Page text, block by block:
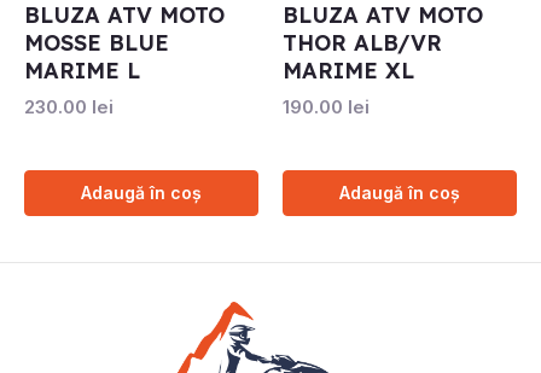
BLUZA ATV MOTO
MOSSE BLUE
MARIME L
230.00 lei
Adaugă în coș
BLUZA ATV MOTO
THOR ALB/VR
MARIME XL
190.00 lei
Adaugă în coș